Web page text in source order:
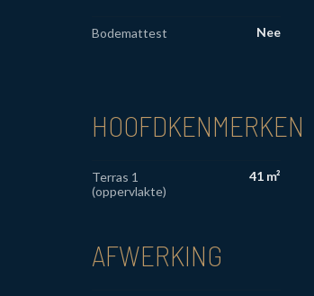
Bodemattest Nee
HOOFDKENMERKEN
Terras 1
(oppervlakte)
41 m²
AFWERKING